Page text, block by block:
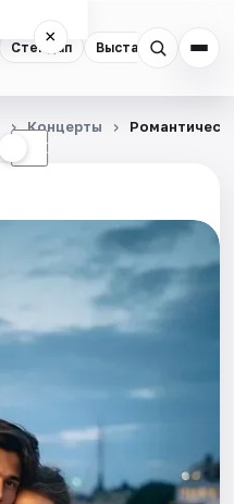
Стендап Выставки
×
☾
Концерты